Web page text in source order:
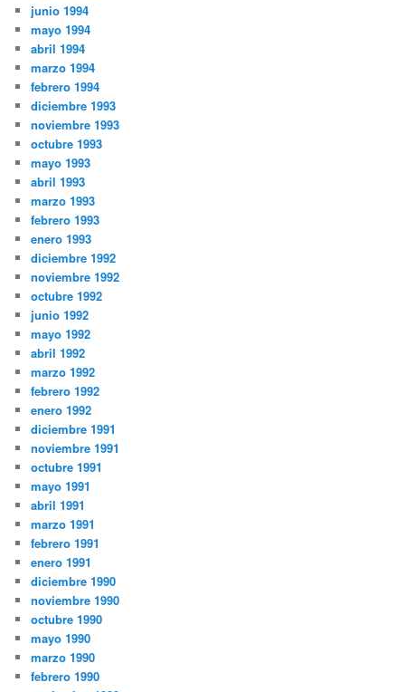
junio 1994
mayo 1994
abril 1994
marzo 1994
febrero 1994
diciembre 1993
noviembre 1993
octubre 1993
mayo 1993
abril 1993
marzo 1993
febrero 1993
enero 1993
diciembre 1992
noviembre 1992
octubre 1992
junio 1992
mayo 1992
abril 1992
marzo 1992
febrero 1992
enero 1992
diciembre 1991
noviembre 1991
octubre 1991
mayo 1991
abril 1991
marzo 1991
febrero 1991
enero 1991
diciembre 1990
noviembre 1990
octubre 1990
mayo 1990
marzo 1990
febrero 1990